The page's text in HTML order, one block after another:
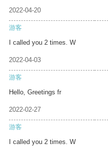
2022-04-20
游客
I called you 2 times. W
2022-04-03
游客
Hello, Greetings fr
2022-02-27
游客
I called you 2 times. W